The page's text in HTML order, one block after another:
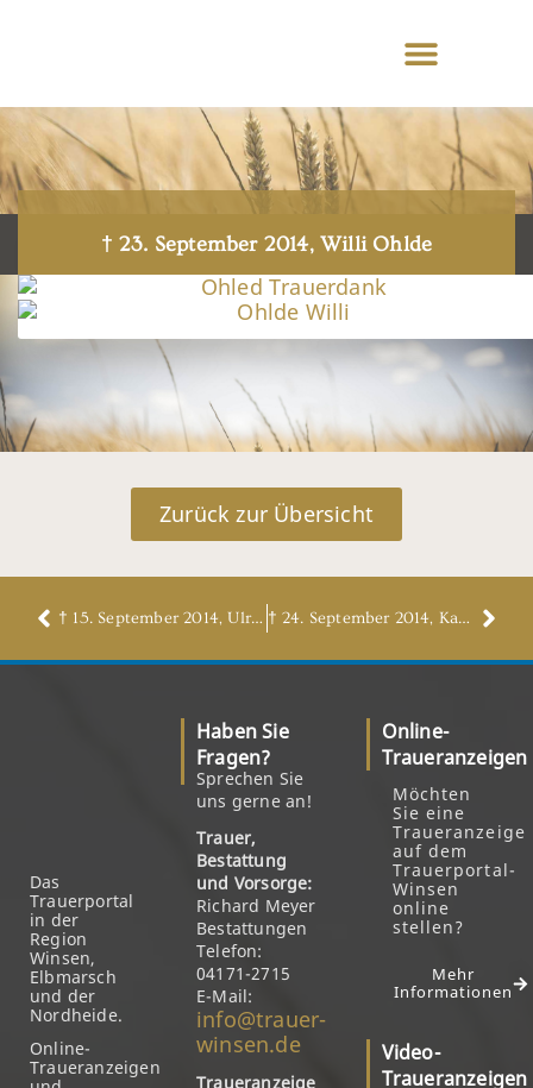
† 23. September 2014, Willi Ohlde
Zurück zur Übersicht
† 15. September 2014, Ulrike Will, geb. Nieber † 24. September 2014, Karl Blecken
Das
Trauerportal
in der
Region
Winsen,
Elbmarsch
und der
Nordheide.
Online-
Traueranzeigen
Haben Sie
Fragen?
Sprechen Sie
uns gerne an!
Trauer,
Bestattung
und Vorsorge:
Richard Meyer
Bestattungen
Telefon:
04171-2715
E-Mail:
info@trauer-
winsen.de
Traueranzeige
Online-
Traueranzeigen
Möchten
Sie eine
Traueranzeige
auf dem
Trauerportal-
Winsen
online
stellen?
Mehr
Informationen
Video-
Traueranzeigen